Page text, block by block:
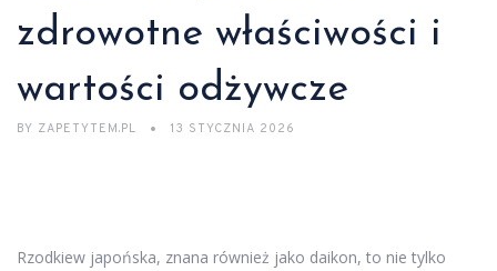
zdrowotne właściwości i
wartości odżywcze
BY ZAPETYTEM.PL 13 STYCZNIA 2026
Rzodkiew japońska, znana również jako daikon, to nie tylko